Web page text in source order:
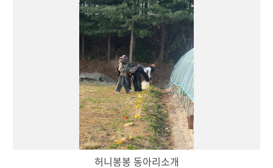
허니봉봉 동아리소개